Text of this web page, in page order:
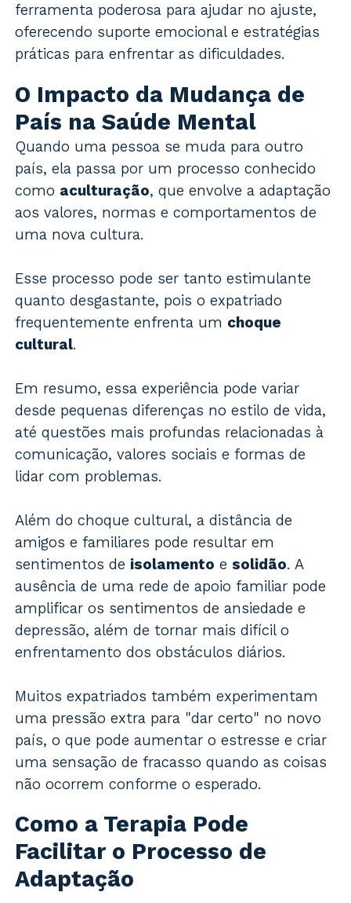
ferramenta poderosa para ajudar no ajuste,
oferecendo suporte emocional e estratégias
práticas para enfrentar as dificuldades.
O Impacto da Mudança de
País na Saúde Mental
Quando uma pessoa se muda para outro
país, ela passa por um processo conhecido
como aculturação, que envolve a adaptação
aos valores, normas e comportamentos de
uma nova cultura.
Esse processo pode ser tanto estimulante
quanto desgastante, pois o expatriado
frequentemente enfrenta um choque
cultural.
Em resumo, essa experiência pode variar
desde pequenas diferenças no estilo de vida,
até questões mais profundas relacionadas à
comunicação, valores sociais e formas de
lidar com problemas.
Além do choque cultural, a distância de
amigos e familiares pode resultar em
sentimentos de isolamento e solidão. A
ausência de uma rede de apoio familiar pode
amplificar os sentimentos de ansiedade e
depressão, além de tornar mais difícil o
enfrentamento dos obstáculos diários.
Muitos expatriados também experimentam
uma pressão extra para "dar certo" no novo
país, o que pode aumentar o estresse e criar
uma sensação de fracasso quando as coisas
não ocorrem conforme o esperado.
Como a Terapia Pode
Facilitar o Processo de
Adaptação